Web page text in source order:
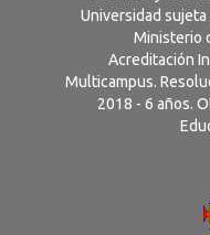
Universidad
Ministerio
Acreditación
Multicampus.
2018 - 6 años.